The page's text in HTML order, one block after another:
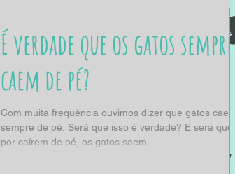
É verdade que os gatos sempre
caem de pé?
Com muita frequência ouvimos dizer que gatos caem
sempre de pé. Será que isso é verdade? E será que,
por caírem de pé, os gatos saem...